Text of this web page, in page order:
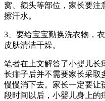
窝、额头等部位，家长要注
擦汗水。
3、要给宝宝勤换洗衣物，
皮肤清洁干燥。
笔者在上文解答了小婴儿长
长痱子后并不需要家长采取
慢慢消下去。家长一定要让
段时间以后，小婴儿身上的